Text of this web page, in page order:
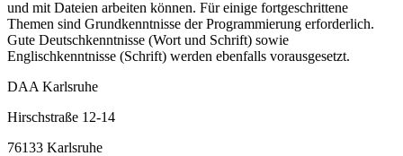
und mit Dateien arbeiten können. Für einige fortgeschrittene
Themen sind Grundkenntnisse der Programmierung erforderlich.
Gute Deutschkenntnisse (Wort und Schrift) sowie
Englischkenntnisse (Schrift) werden ebenfalls vorausgesetzt.
DAA Karlsruhe
Hirschstraße 12-14
76133 Karlsruhe